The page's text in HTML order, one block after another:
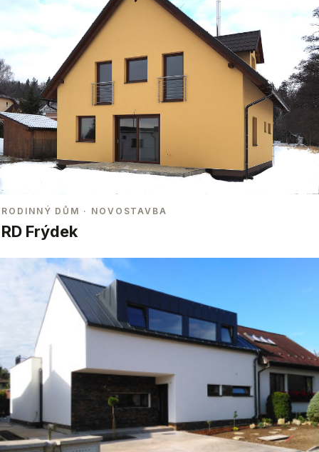
RODINNÝ DŮM · NOVOSTAVBA
RD Frýdek